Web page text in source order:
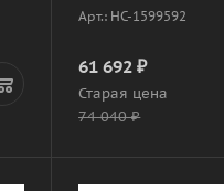
Арт.: НС-1599592
61 692 ₽
Старая цена
74 040₽